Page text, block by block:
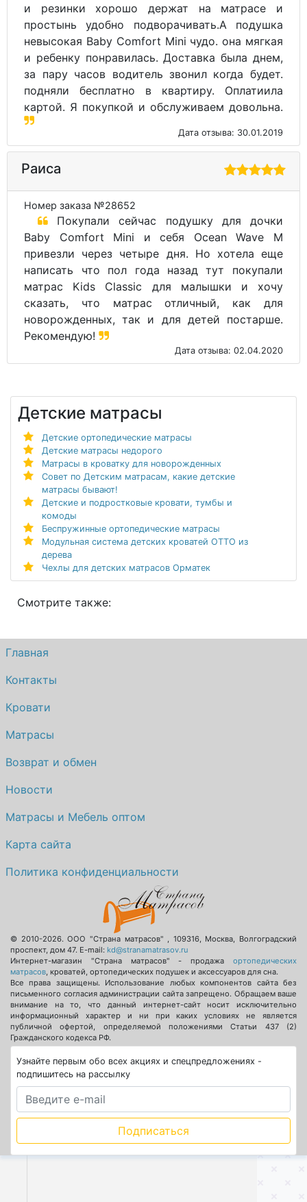
и резинки хорошо держат на матрасе и
простынь удобно подворачивать.А подушка
невысокая Baby Comfort Mini чудо. она мягкая
и ребенку понравилась. Доставка была днем,
за пару часов водитель звонил когда будет.
подняли бесплатно в квартиру. Оплатиила
картой. Я покупкой и обслуживаем довольна.
Дата отзыва: 30.01.2019
Раиса
Номер заказа №28652
Покупали сейчас подушку для дочки
Baby Comfort Mini и себя Ocean Wave M
привезли через четыре дня. Но хотела еще
написать что пол года назад тут покупали
матрас Kids Classic для малышки и хочу
сказать, что матрас отличный, как для
новорожденных, так и для детей постарше.
Рекомендую!
Дата отзыва: 02.04.2020
Детские матрасы
Детские ортопедические матрасы
Детские матрасы недорого
Матрасы в кроватку для новорожденных
Совет по Детским матрасам, какие детские
матрасы бывают!
Детские и подростковые кровати, тумбы и
комоды
Беспружинные ортопедические матрасы
Модульная система детских кроватей ОТТО из
дерева
Чехлы для детских матрасов Орматек
Смотрите также:
Главная
Контакты
Кровати
Матрасы
Возврат и обмен
Новости
Матрасы и Мебель оптом
Карта сайта
Политика конфиденциальности
© 2010-2026.ООО "Страна матрасов" , 109316, Москва, Волгоградский
проспект, дом 47. E-mail: kd@stranamatrasov.ru
Интернет-магазин "Страна матрасов" - продажа ортопедических
матрасов, кроватей, ортопедических подушек и аксессуаров для сна.
Все права защищены. Использование любых компонентов сайта без
письменного согласия администрации сайта запрещено. Обращаем ваше
внимание на то, что данный интернет-сайт носит исключительно
информационный характер и ни при каких условиях не является
публичной офертой, определяемой положениями Статьи 437 (2)
Гражданского кодекса РФ.
Узнайте первым обо всех акциях и спецпредложениях -
подпишитесь на рассылку